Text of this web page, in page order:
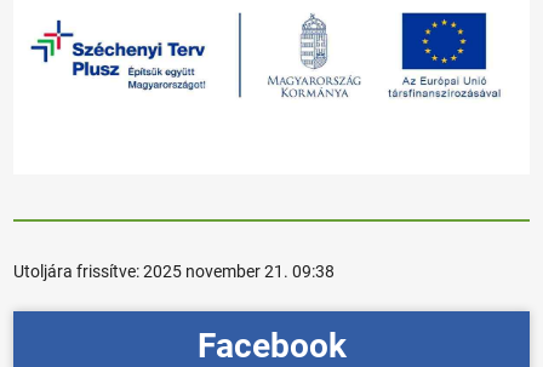
Utoljára frissítve:2025 november 21. 09:38
Facebook